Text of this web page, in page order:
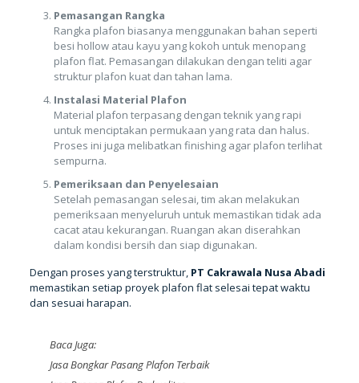
Pemasangan Rangka
Rangka plafon biasanya menggunakan bahan seperti
besi hollow atau kayu yang kokoh untuk menopang
plafon flat. Pemasangan dilakukan dengan teliti agar
struktur plafon kuat dan tahan lama.
Instalasi Material Plafon
Material plafon terpasang dengan teknik yang rapi
untuk menciptakan permukaan yang rata dan halus.
Proses ini juga melibatkan finishing agar plafon terlihat
sempurna.
Pemeriksaan dan Penyelesaian
Setelah pemasangan selesai, tim akan melakukan
pemeriksaan menyeluruh untuk memastikan tidak ada
cacat atau kekurangan. Ruangan akan diserahkan
dalam kondisi bersih dan siap digunakan.
Dengan proses yang terstruktur, PT Cakrawala Nusa Abadi
memastikan setiap proyek plafon flat selesai tepat waktu
dan sesuai harapan.
Baca Juga:
Jasa Bongkar Pasang Plafon Terbaik